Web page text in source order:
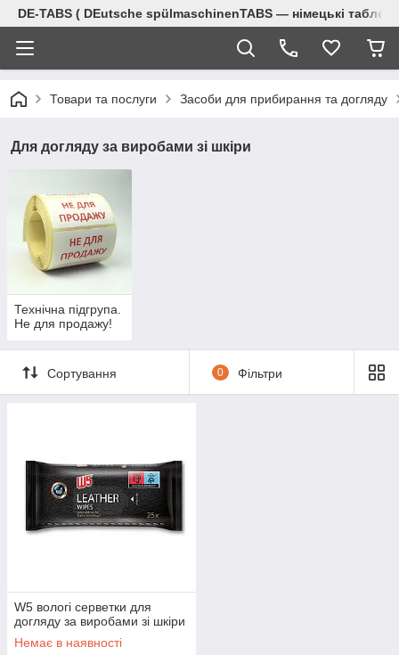
DE-TABS ( DEutsche spülmaschinenTABS ― німецькі
Товари та послуги Засоби для прибирання та догляду
Для догляду за виробами зі шкіри
Технічна підгрупа.
Не для продажу!
Сортування 0 Фільтри
W5 вологі серветки для
догляду за виробами зі шкіри
Немає в наявності